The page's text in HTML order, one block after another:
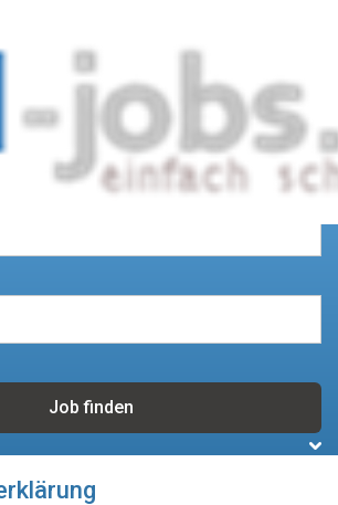
im Bereich